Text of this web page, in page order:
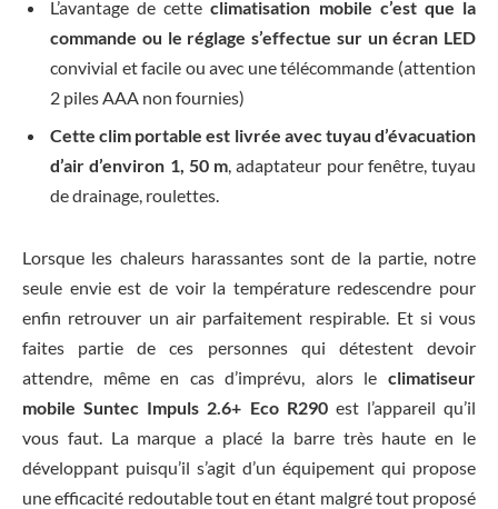
L’avantage de cetteclimatisation mobile c’est que la
commande ou le réglage s’effectue sur un écran LED
convivial et facile ou avec une télécommande (attention
2 piles AAA non fournies)
Cette clim portable est livrée avec tuyau d’évacuation
d’air d’environ 1, 50 m, adaptateur pour fenêtre, tuyau
de drainage, roulettes.
Lorsque les chaleurs harassantes sont de la partie, notre
seule envie est de voir la température redescendre pour
enfin retrouver un air parfaitement respirable. Et si vous
faites partie de ces personnes qui détestent devoir
attendre, même en cas d’imprévu, alors le climatiseur
mobile Suntec Impuls 2.6+ Eco R290est l’appareil qu’il
vous faut. La marque a placé la barre très haute en le
développant puisqu’il s’agit d’un équipement qui propose
une efficacité redoutable tout en étant malgré tout proposé